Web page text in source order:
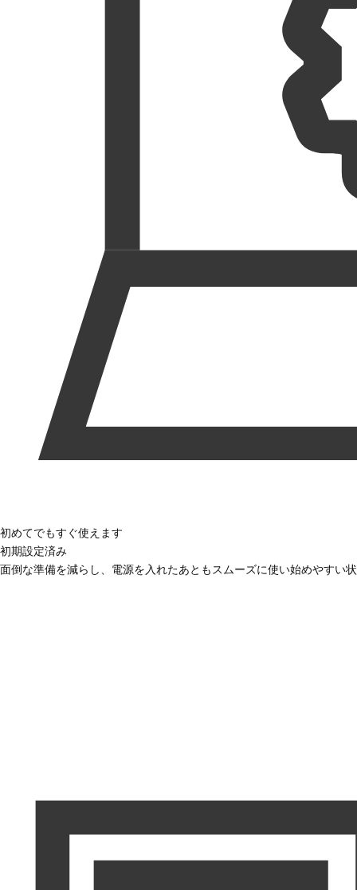
初めてでもすぐ使えます
初期設定済み
面倒な準備を減らし、電源を入れたあともスムーズに使い始めやすい